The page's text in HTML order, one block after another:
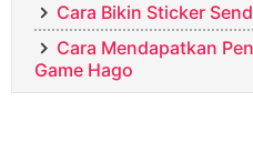
Cara Bikin Sticker
Cara Mendapatkan
Game Hago